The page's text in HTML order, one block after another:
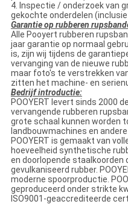
4. Inspectie / onderzoek van
gekochte onderdelen
Garantie op rubberen
Alle Pooyert rubberen
jaar garantie op normaal
is, zijn wij tijdens de
vervanging van de nieuwe
maar foto's te verstrekken
zitten het machine- en
Bedrijf introductie:
POOYERT levert sinds 2000
vervangende rubberen
grote schaal kunnen worden
landbouwmachines en
POOYERT is gemaakt van
hoeveelheid synthetische
en doorlopende staalkoorden
gevulkaniseerd rubber.
moderne spoorproductie.
geproduceerd onder strikte
ISO9001-geaccrediteerde